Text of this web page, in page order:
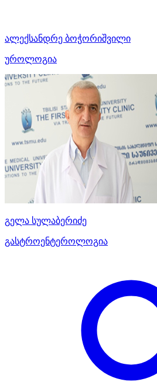
ალექსანდრე ბოჭორიშვილი
უროლოგია
გელა სულაბერიძე
გასტროენტეროლოგია